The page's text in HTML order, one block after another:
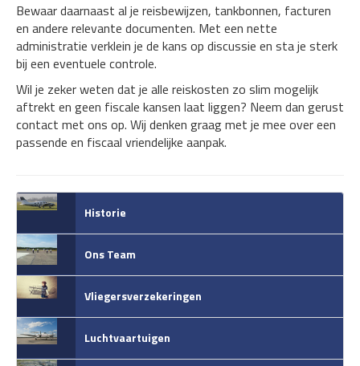
Bewaar daarnaast al je reisbewijzen, tankbonnen, facturen
en andere relevante documenten. Met een nette
administratie verklein je de kans op discussie en sta je sterk
bij een eventuele controle.
Wil je zeker weten dat je alle reiskosten zo slim mogelijk
aftrekt en geen fiscale kansen laat liggen? Neem dan gerust
contact met ons op. Wij denken graag met je mee over een
passende en fiscaal vriendelijke aanpak.
Historie
Ons Team
Vliegersverzekeringen
Luchtvaartuigen